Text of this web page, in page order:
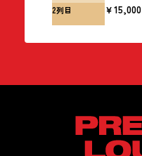
2列目 ￥15,000